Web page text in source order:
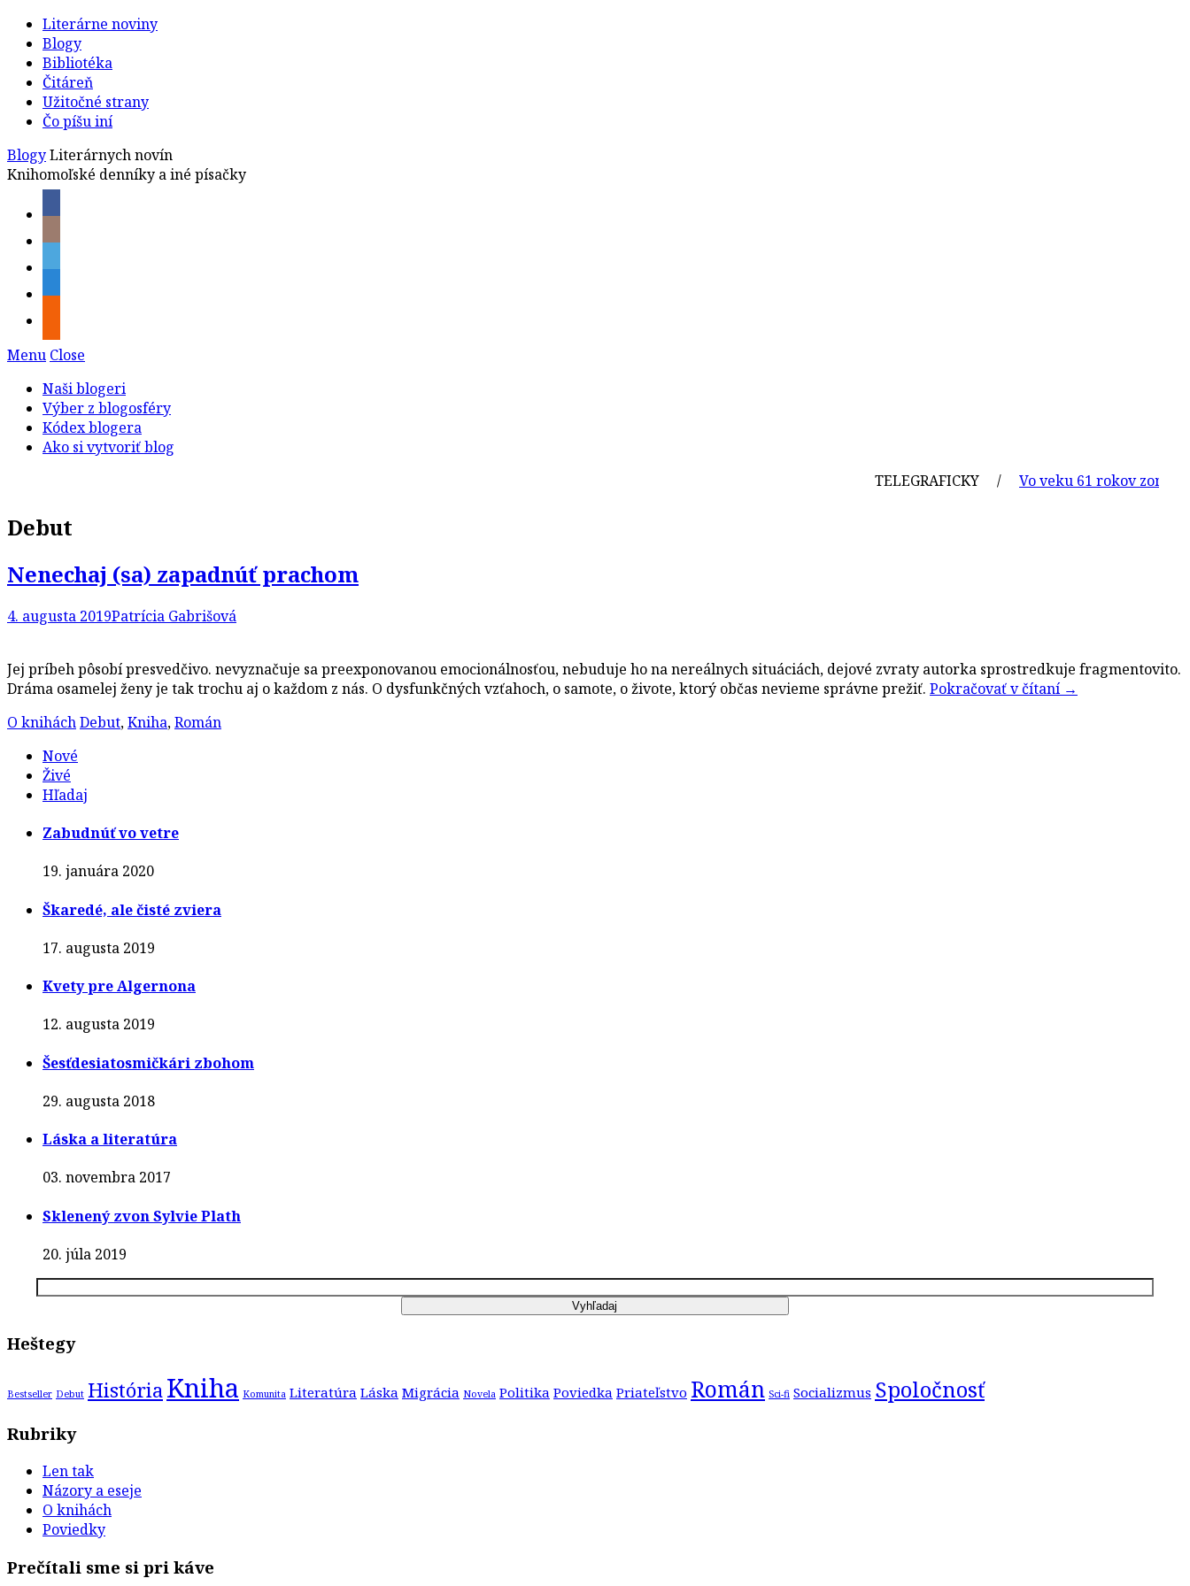
Literárne noviny
Blogy
Bibliotéka
Čitáreň
Užitočné strany
Čo píšu iní
BlogyLiterárnych novín
Knihomoľské denníky a iné písačky
Menu Close
Naši blogeri
Výber z blogosféry
Kódex blogera
Ako si vytvoriť blog
TELEGRAFICKY / Vo veku 61 rokov zomrel
Debut
Nenechaj (sa) zapadnúť prachom
4. augusta 2019Patrícia Gabrišová
Jej príbeh pôsobí presvedčivo. nevyznačuje sa preexponovanou emocionálnosťou, nebuduje ho na nereálnych situáciách, dejové zvraty autorka sprostredkuje fragmentovito.
Dráma osamelej ženy je tak trochu aj o každom z nás. O dysfunkčných vzťahoch, o samote, o živote, ktorý občas nevieme správne prežiť. Pokračovať v čítaní →
O kniháchDebut,Kniha,Román
Nové
Živé
Hľadaj
Zabudnúť vo vetre
19. januára 2020
Škaredé, ale čisté zviera
17. augusta 2019
Kvety pre Algernona
12. augusta 2019
Šesťdesiatosmičkári zbohom
29. augusta 2018
Láska a literatúra
03. novembra 2017
Sklenený zvon Sylvie Plath
20. júla 2019
Heštegy
Bestseller Debut HistóriaKniha Komunita Literatúra Láska Migrácia Novela Politika Poviedka Priateľstvo Román Sci-fi Socializmus Spoločnosť
Rubriky
Len tak
Názory a eseje
O knihách
Poviedky
Prečítali sme si pri káve